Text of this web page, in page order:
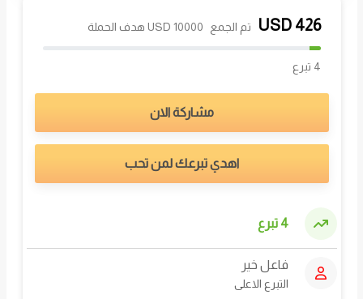
426
USD تم الجمع 10000 USD هدف الحملة
4 تبرع
مشاركة الان
اهدي تبرعك لمن تحب
4 تبرع
فاعل خير
التبرع الاعلى